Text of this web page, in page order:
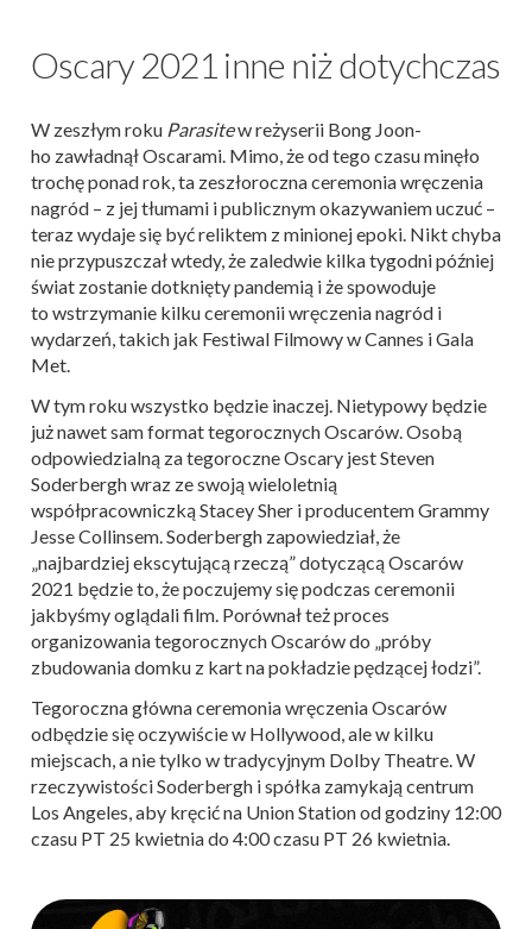
Oscary 2021 inne niż dotychczas
W zeszłym roku Parasitew reżyserii Bong Joon-
ho zawładnął Oscarami. Mimo, że od tego czasu minęło
trochę ponad rok, ta zeszłoroczna ceremonia wręczenia
nagród – z jej tłumami i publicznym okazywaniem uczuć –
teraz wydaje się być reliktem z minionej epoki. Nikt chyba
nie przypuszczał wtedy, że zaledwie kilka tygodni później
świat zostanie dotknięty pandemią i że spowoduje
to wstrzymanie kilku ceremonii wręczenia nagród i
wydarzeń, takich jak Festiwal Filmowy w Cannes i Gala
Met.
W tym roku wszystko będzie inaczej. Nietypowy będzie
już nawet sam format tegorocznych Oscarów. Osobą
odpowiedzialną za tegoroczne Oscary jest Steven
Soderbergh wraz ze swoją wieloletnią
współpracowniczką Stacey Sher i producentem Grammy
Jesse Collinsem. Soderbergh zapowiedział, że
„najbardziej ekscytującą rzeczą” dotyczącą Oscarów
2021 będzie to, że poczujemy się podczas ceremonii
jakbyśmy oglądali film. Porównał też proces
organizowania tegorocznych Oscarów do „próby
zbudowania domku z kart na pokładzie pędzącej łodzi”.
Tegoroczna główna ceremonia wręczenia Oscarów
odbędzie się oczywiście w Hollywood, ale w kilku
miejscach, a nie tylko w tradycyjnym Dolby Theatre. W
rzeczywistości Soderbergh i spółka zamykają centrum
Los Angeles, aby kręcić na Union Station od godziny 12:00
czasu PT 25 kwietnia do 4:00 czasu PT 26 kwietnia.